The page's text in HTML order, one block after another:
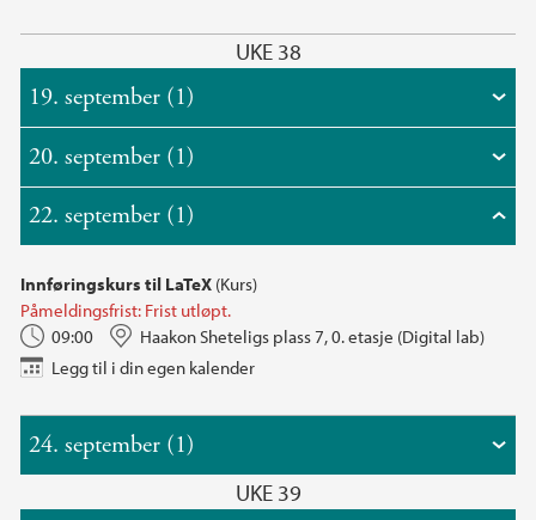
UKE 38
19. september (1)
20. september (1)
22. september (1)
Innføringskurs til LaTeX (Kurs)
Påmeldingsfrist: Frist utløpt.
09:00
Haakon Sheteligs plass 7, 0. etasje (Digital lab)
Legg til i din egen kalender
24. september (1)
UKE 39